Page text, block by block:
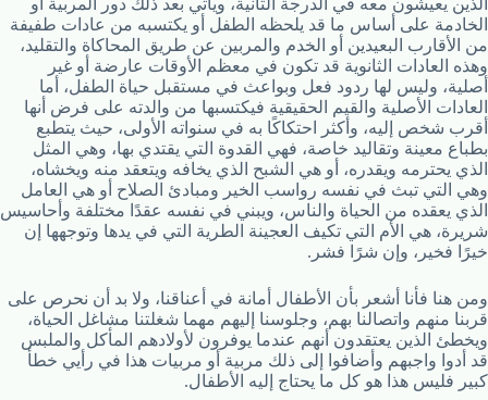
الذين يعيشون معه في الدرجة الثانية، ويأتي بعد ذلك دور المربية أو
الخادمة على أساس ما قد يلحظه الطفل أو يكتسبه من عادات طفيفة
من الأقارب البعيدين أو الخدم والمربين عن طريق المحاكاة والتقليد،
وهذه العادات الثانوية قد تكون في معظم الأوقات عارضة أو غير
أصلية، وليس لها ردود فعل وبواعث في مستقبل حياة الطفل، أما
العادات الأصلية والقيم الحقيقية فيكتسبها من والدته على فرض أنها
أقرب شخص إليه، وأكثر احتكاكًا به في سنواته الأولى، حيث يتطبع
بطباع معينة وتقاليد خاصة، فهي القدوة التي يقتدي بها، وهي المثل
الذي يحترمه ويقدره، أو هي الشبح الذي يخافه ويتعقد منه ويخشاه،
وهي التي تبث في نفسه رواسب الخير ومبادئ الصلاح أو هي العامل
الذي يعقده من الحياة والناس، ويبني في نفسه عقدًا مختلفة وأحاسيس
شريرة، هي الأم التي تكيف العجينة الطرية التي في يدها وتوجهها إن
خيرًا فخير، وإن شرًا فشر.
ومن هنا فأنا أشعر بأن الأطفال أمانة في أعناقنا، ولا بد أن نحرص على
قربنا منهم واتصالنا بهم، وجلوسنا إليهم مهما شغلتنا مشاغل الحياة،
ويخطئ الذين يعتقدون أنهم عندما يوفرون لأولادهم المأكل والملبس
قد أدوا واجبهم وأضافوا إلى ذلك مربية أو مربيات هذا في رأيي خطأ
كبير فليس هذا هو كل ما يحتاج إليه الأطفال.